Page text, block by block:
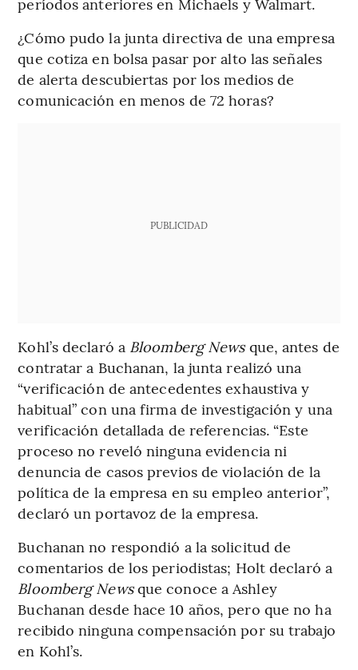
¿Cómo pudo la junta directiva de una empresa
que cotiza en bolsa pasar por alto las señales
de alerta descubiertas por los medios de
comunicación en menos de 72 horas?
PUBLICIDAD
Kohl’s declaró a Bloomberg News que, antes de
contratar a Buchanan, la junta realizó una
“verificación de antecedentes exhaustiva y
habitual” con una firma de investigación y una
verificación detallada de referencias. “Este
proceso no reveló ninguna evidencia ni
denuncia de casos previos de violación de la
política de la empresa en su empleo anterior”,
declaró un portavoz de la empresa.
Buchanan no respondió a la solicitud de
comentarios de los periodistas; Holt declaró a
Bloomberg Newsque conoce a Ashley
Buchanan desde hace 10 años, pero que no ha
recibido ninguna compensación por su trabajo
en Kohl’s.